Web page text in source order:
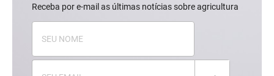
Receba por e-mail as últimas notícias sobre agricultura